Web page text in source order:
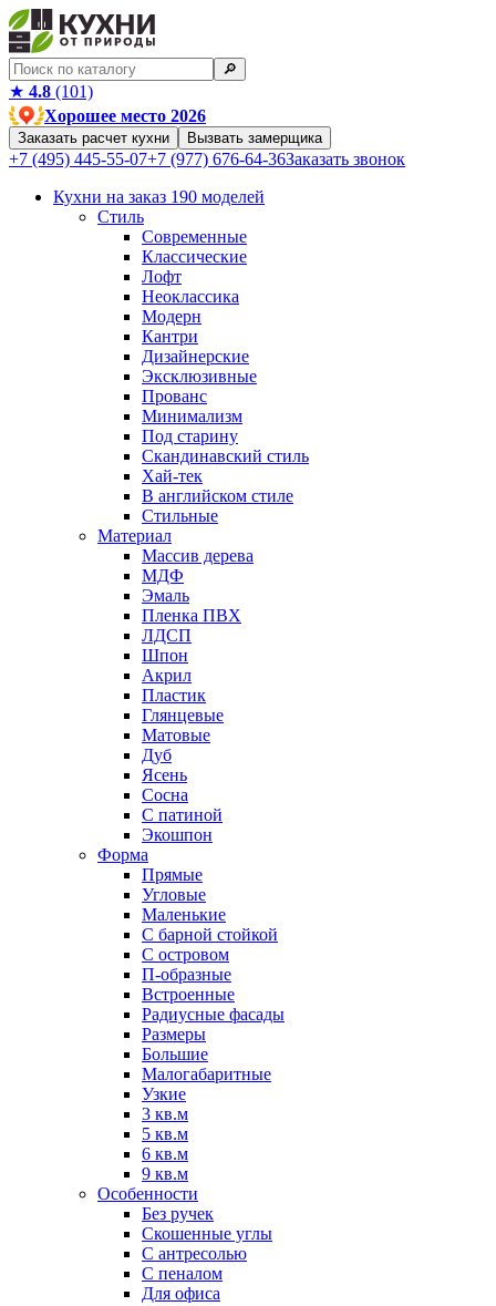
🔎︎
★ 4.8 (101)
Хорошее место 2026
Заказать расчет кухни Вызвать замерщика
+7 (495) 445-55-07+7 (977) 676-64-36Заказать звонок
Кухни на заказ 190 моделей
Стиль
Современные
Классические
Лофт
Неоклассика
Модерн
Кантри
Дизайнерские
Эксклюзивные
Прованс
Минимализм
Под старину
Скандинавский стиль
Хай-тек
В английском стиле
Стильные
Материал
Массив дерева
МДФ
Эмаль
Пленка ПВХ
ЛДСП
Шпон
Акрил
Пластик
Глянцевые
Матовые
Дуб
Ясень
Сосна
С патиной
Экошпон
Форма
Прямые
Угловые
Маленькие
С барной стойкой
С островом
П-образные
Встроенные
Радиусные фасады
Размеры
Большие
Малогабаритные
Узкие
3 кв.м
5 кв.м
6 кв.м
9 кв.м
Особенности
Без ручек
Скошенные углы
С антресолью
С пеналом
Для офиса